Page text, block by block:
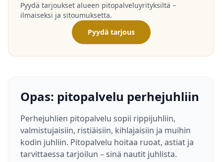
Pyydä tarjoukset alueen pitopalveluyrityksiltä –
ilmaiseksi ja sitoumuksetta.
Pyydä tarjous
Opas: pitopalvelu perhejuhliin
Perhejuhlien pitopalvelu sopii rippijuhliin,
valmistujaisiin, ristiäisiin, kihla­jaisiin ja muihin
kodin juhliin. Pitopalvelu hoitaa ruoat, astiat ja
tarvittaessa tarjoilun – sinä nautit juhlista.